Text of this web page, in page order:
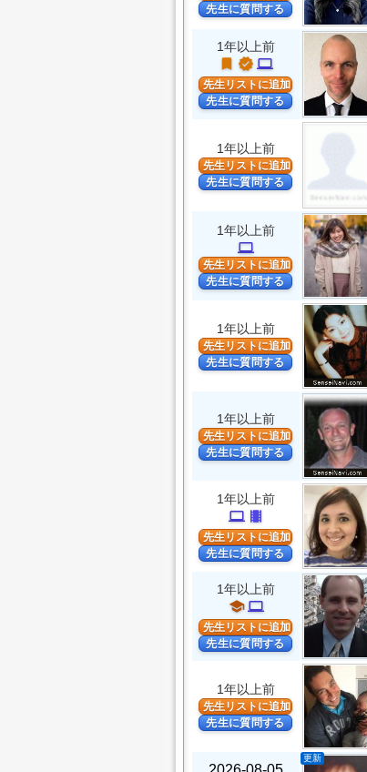
先生に質問する
1年以上前
turned_in verified computer
先生リストに追加
先生に質問する
1年以上前
先生リストに追加
先生に質問する
1年以上前
computer
先生リストに追加
先生に質問する
1年以上前
先生リストに追加
先生に質問する
1年以上前
先生リストに追加
先生に質問する
1年以上前
computer theaters
先生リストに追加
先生に質問する
1年以上前
school computer
先生リストに追加
先生に質問する
1年以上前
先生リストに追加
先生に質問する
更新